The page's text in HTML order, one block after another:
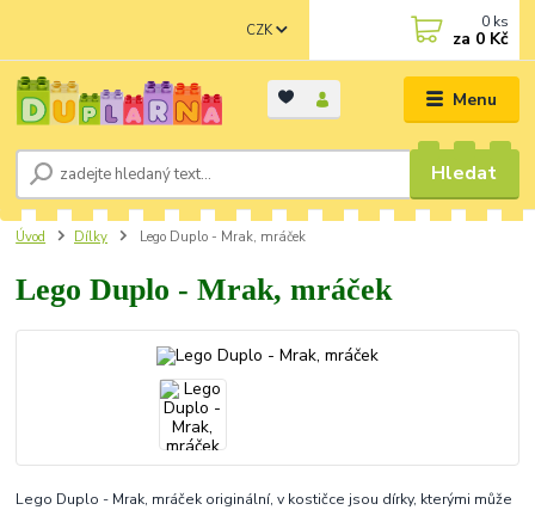
Menu
CZK
Hledat
0 ks
za 0 Kč
Úvod Dílky Lego Duplo - Mrak, mráček
Lego Duplo - Mrak, mráček
Lego Duplo - Mrak, mráček originální, v kostičce jsou dírky, kterými může